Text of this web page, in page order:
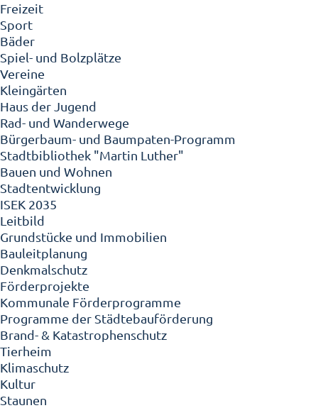
Freizeit
Sport
Bäder
Spiel- und Bolzplätze
Vereine
Kleingärten
Haus der Jugend
Rad- und Wanderwege
Bürgerbaum- und Baumpaten-Programm
Stadtbibliothek "Martin Luther"
Bauen und Wohnen
Stadtentwicklung
ISEK 2035
Leitbild
Grundstücke und Immobilien
Bauleitplanung
Denkmalschutz
Förderprojekte
Kommunale Förderprogramme
Programme der Städtebauförderung
Brand- & Katastrophenschutz
Tierheim
Klimaschutz
Kultur
Staunen